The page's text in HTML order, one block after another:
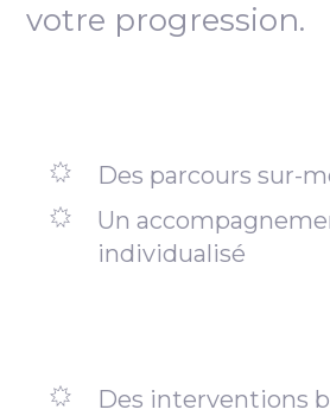
votre progression.
Des parcours sur-
Un
individualisé
Des interventions